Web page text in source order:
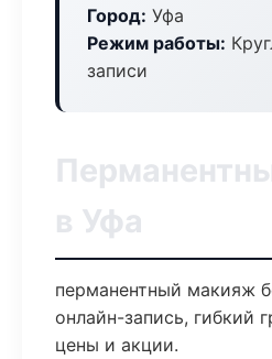
Город: Уфа
Режим работы:
записи
в Уфа
перманентный макияж
онлайн-запись, гибкий
цены и акции.